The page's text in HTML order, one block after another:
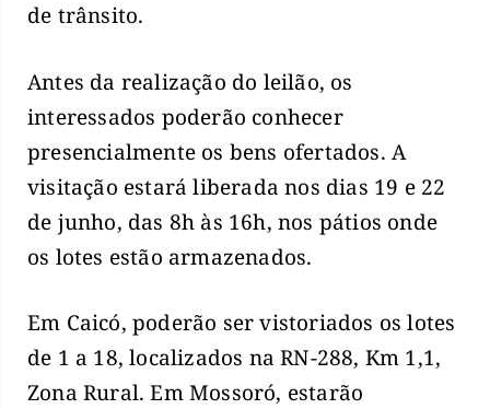
de trânsito.
Antes da realização do leilão, os
interessados poderão conhecer
presencialmente os bens ofertados. A
visitação estará liberada nos dias 19 e 22
de junho, das 8h às 16h, nos pátios onde
os lotes estão armazenados.
Em Caicó, poderão ser vistoriados os lotes
de 1 a 18, localizados na RN-288, Km 1,1,
Zona Rural. Em Mossoró, estarão